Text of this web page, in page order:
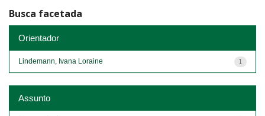
Busca facetada
Orientador
1
Lindemann, Ivana Loraine
Assunto